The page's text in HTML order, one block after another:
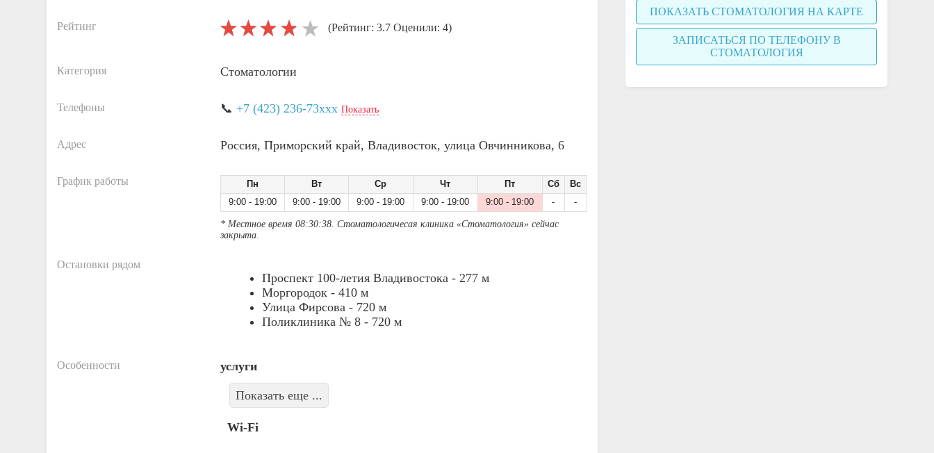
Рейтинг (Рейтинг: 3.7 Оценили: 4)
Категория Стоматологии
Телефоны 📞 +7 (423) 236-73xxx Показать
Адрес Россия, Приморский край, Владивосток, улица Овчинникова, 6
График работы Пн Вт Ср Чт Пт Сб
Вс
9:00 - 19:00
9:00 - 19:00 9:00 - 19:00 9:00 - 19:00 9:00 - 19:00 - -
* Местное время 08:30:38. Стоматологичесая клиника «Стоматология» сейчас
закрыта.
Остановки рядом
Проспект 100-летия Владивостока - 277 м
Моргородок - 410 м
Улица Фирсова - 720 м
Поликлиника № 8 - 720 м
Особенности услуги
Показать еще ...
Wi-Fi
ПОКАЗАТЬ СТОМАТОЛОГИЯ НА КАРТЕ
ЗАПИСАТЬСЯ ПО ТЕЛЕФОНУ В
СТОМАТОЛОГИЯ